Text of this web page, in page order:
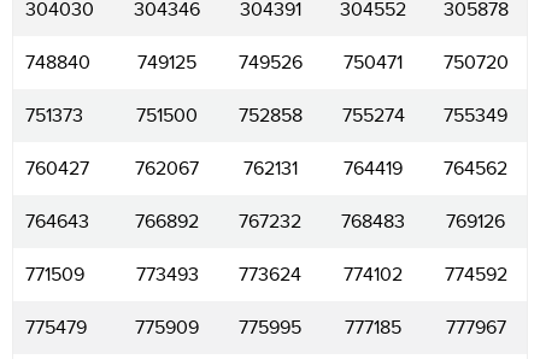
304030 304346 304391 304552 305878
748840 749125 749526 750471 750720
751373 751500 752858 755274 755349
760427 762067 762131 764419 764562
764643 766892 767232 768483 769126
771509 773493 773624 774102 774592
775479 775909 775995 777185 777967